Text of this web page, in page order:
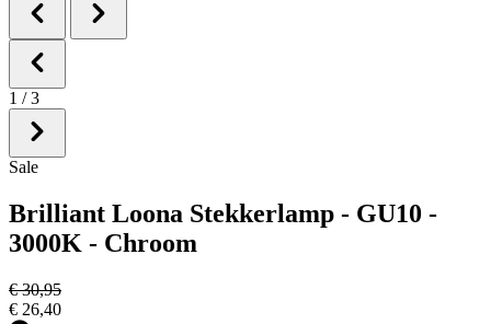
1 / 3
Sale
Brilliant Loona Stekkerlamp - GU10 -
3000K - Chroom
€ 30,95
€ 26,40